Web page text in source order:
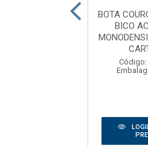
BOTA
BICO
Código: